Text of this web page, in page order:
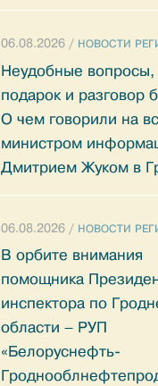
06.08.2026 / НОВОСТИ
Неудобные вопросы,
подарок и разговор
О чем говорили на
министром
Дмитрием Жуком в
06.08.2026 / НОВОСТИ
В орбите внимания
помощника
инспектора по
области – РУП
«Белоруснефть-